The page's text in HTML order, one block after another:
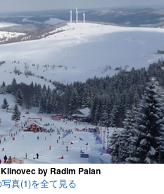
by Radim Palan
真(1)を全て見る